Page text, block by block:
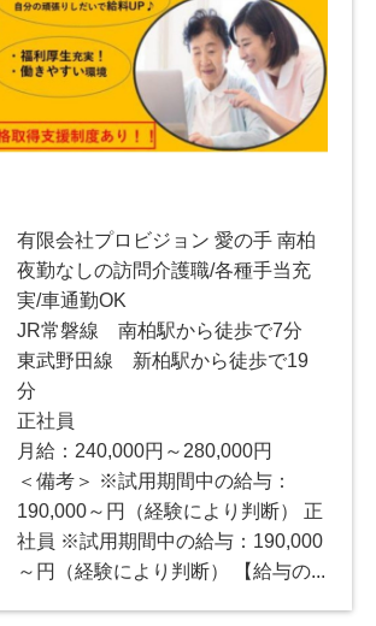
有限会社プロビジョン 愛の手 南柏
夜勤なしの訪問介護職/各種手当充
実/車通勤OK
JR常磐線 南柏駅から徒歩で7分
東武野田線 新柏駅から徒歩で19
分
正社員
月給：240,000円～280,000円
＜備考＞ ※試用期間中の給与：
190,000～円（経験により判断） 正
社員 ※試用期間中の給与：190,000
～円（経験により判断） 【給与の...